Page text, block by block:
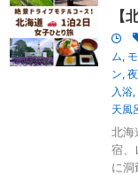
【
ム,
ン,
入浴,
天風
北海
宿、
に洞